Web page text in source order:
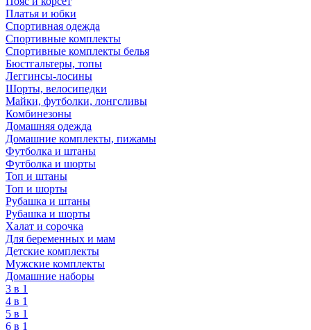
Платья и юбки
Спортивная одежда
Спортивные комплекты
Спортивные комплекты белья
Бюстгальтеры, топы
Леггинсы-лосины
Шорты, велосипедки
Майки, футболки, лонгсливы
Комбинезоны
Домашняя одежда
Домашние комплекты, пижамы
Футболка и штаны
Футболка и шорты
Топ и штаны
Топ и шорты
Рубашка и штаны
Рубашка и шорты
Халат и сорочка
Для беременных и мам
Детские комплекты
Мужские комплекты
Домашние наборы
3 в 1
4 в 1
5 в 1
6 в 1